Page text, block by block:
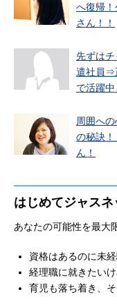
へ復帰
さん！！
先ずは
遣社員⇒
で活躍中
周囲へ
の秘訣
ん！
はじめてジャス
あなたの可能性を最大
資格はあるのに未
経理職に就きたい
育児も落ち着き、